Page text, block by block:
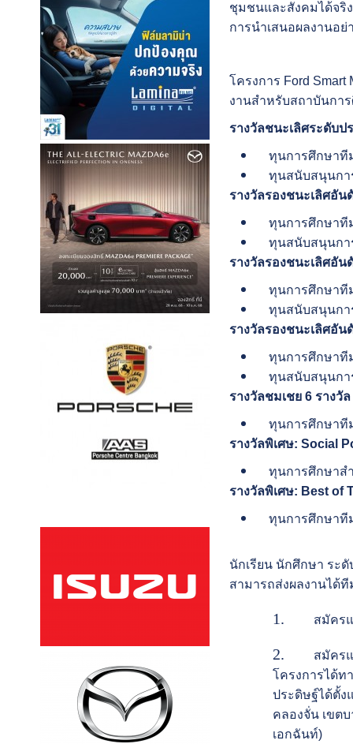
ชุมชนและสังคมได้จริ
การนำเสนอผลงานอ
โครงการ Ford
งานสำหรับสถาบันกา
รางวัลชนะเลิศระดับ
ทุนการศึกษาที
ทุนสนับสนุนกา
รางวัลรองชนะเลิศอั
ทุนการศึกษาที
ทุนสนับสนุนกา
รางวัลรองชนะเลิศอั
ทุนการศึกษาที
ทุนสนับสนุนกา
รางวัลรองชนะเลิศอั
ทุนการศึกษาที
ทุนสนับสนุนก
รางวัลชมเชย 6 รางวั
ทุนการศึกษาที
รางวัลพิเศษ: Social
ทุนการศึกษาส
รางวัลพิเศษ: Best of
ทุนการศึกษาที
นักเรียน นักศึกษา ระ
สามารถส่งผลงานได้
สมัครแล
สมัครและ
โครงการได้ท
ประดิษฐ์ได้ตั้ง
คลองจั่น เขต
เอกฉันท์)